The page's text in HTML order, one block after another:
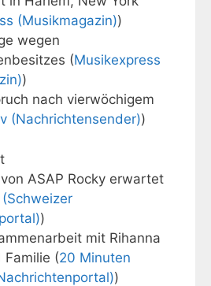
(Musikmagazin))
wegen
(Musikexpress
)
nach vierwöchigem
(Nachrichtensender))
ASAP Rocky erwartet
)
mit Rihanna
Familie (20 Minuten
)